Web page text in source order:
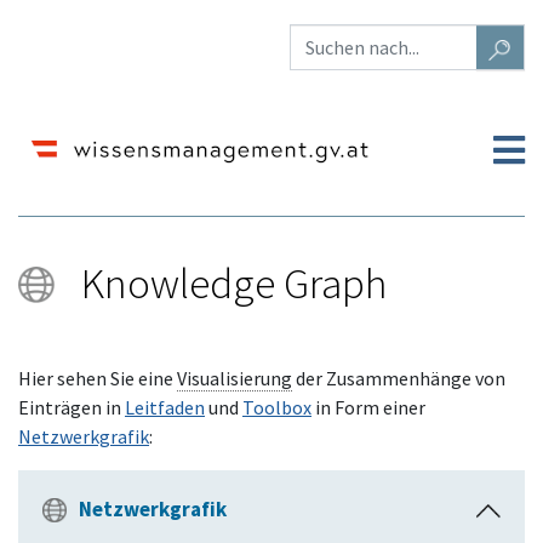
Knowledge Graph
Wechseln zu:Navigation,Suche
Hier sehen Sie eine Visualisierung der Zusammenhänge von
Einträgen in Leitfaden und Toolbox in Form einer
Netzwerkgrafik:
E
Netzwerkgrafik